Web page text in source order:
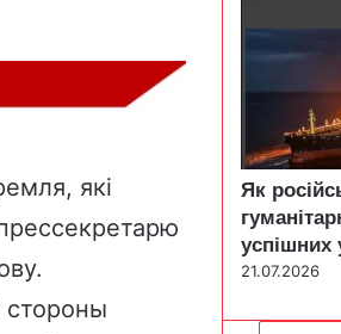
які
стороны
Як
успішних
21.07.2026